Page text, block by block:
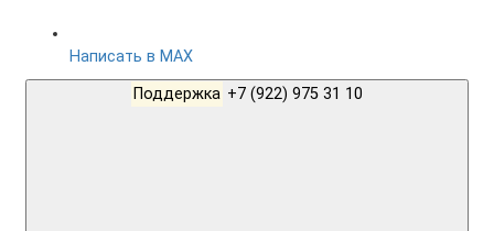
Написать в MAX
Поддержка